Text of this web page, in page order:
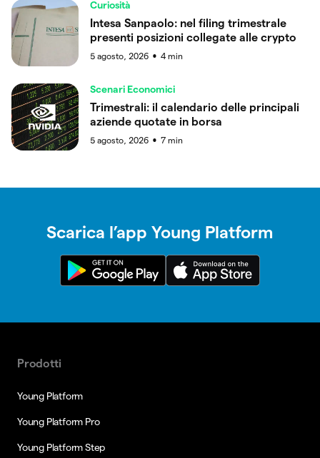
Curiosità
Intesa Sanpaolo: nel filing trimestrale
presenti posizioni collegate alle crypto
5 agosto, 2026 ● 4 min
Scenari Economici
Trimestrali: il calendario delle principali
aziende quotate in borsa
5 agosto, 2026 ● 7 min
Scarica l’app Young Platform
Prodotti
Young Platform
Young Platform Pro
Young Platform Step